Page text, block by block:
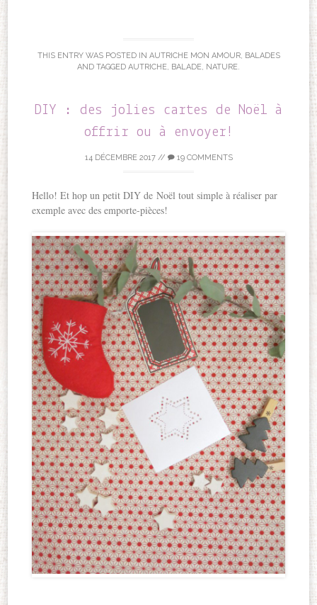
THIS ENTRY WAS POSTED IN AUTRICHE MON AMOUR, BALADES
AND TAGGED AUTRICHE, BALADE, NATURE.
DIY : des jolies cartes de Noël à
offrir ou à envoyer!
14 DÉCEMBRE 2017// 19 COMMENTS
Hello! Et hop un petit DIY de Noël tout simple à réaliser par
exemple avec des emporte-pièces!